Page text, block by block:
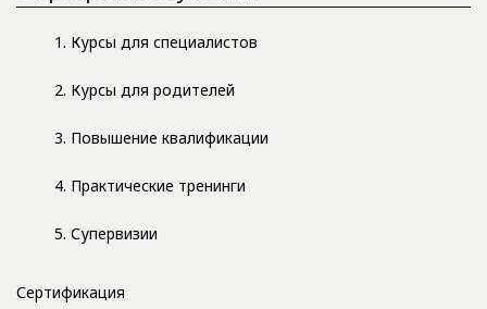
1. Курсы для специалистов
2. Курсы для родителей
3. Повышение квалификации
4. Практические тренинги
5. Супервизии
Сертификация